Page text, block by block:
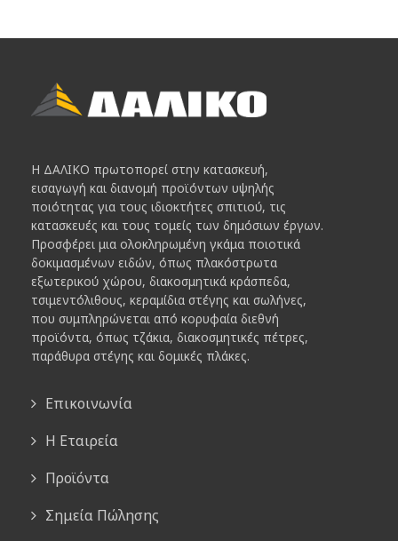
Η ΔΑΛΙΚΟ πρωτοπορεί στην κατασκευή,
εισαγωγή και διανομή προϊόντων υψηλής
ποιότητας για τους ιδιοκτήτες σπιτιού, τις
κατασκευές και τους τομείς των δημόσιων έργων.
Προσφέρει μια ολοκληρωμένη γκάμα ποιοτικά
δοκιμασμένων ειδών, όπως πλακόστρωτα
εξωτερικού χώρου, διακοσμητικά κράσπεδα,
τσιμεντόλιθους, κεραμίδια στέγης και σωλήνες,
που συμπληρώνεται από κορυφαία διεθνή
προϊόντα, όπως τζάκια, διακοσμητικές πέτρες,
παράθυρα στέγης και δομικές πλάκες.
Επικοινωνία
Η Εταιρεία
Προϊόντα
Σημεία Πώλησης